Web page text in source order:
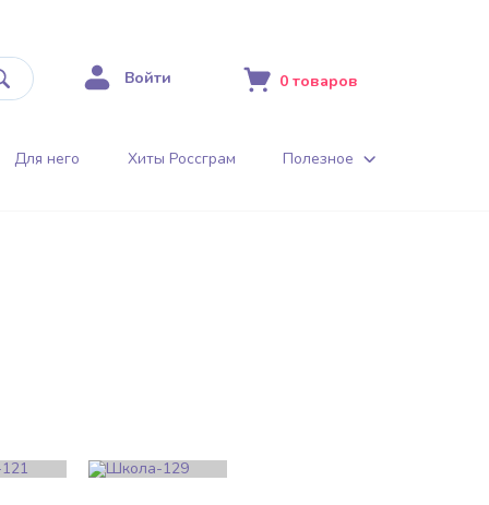
Войти 0 товаров
Для него Хиты Россграм Полезное